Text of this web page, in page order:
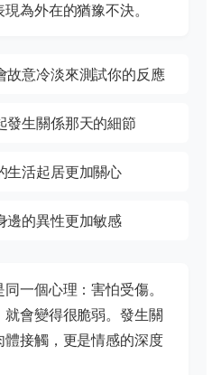
為外在的猶豫不決。
故意冷淡來測試你的反應
發生關係那天的細節
生活起居更加關心
邊的異性更加敏感
一個心理：害怕受傷。
會變得很脆弱。發生關
接觸，更是情感的深度